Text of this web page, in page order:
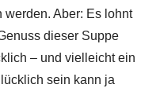
Aber: Es lohnt
dieser Suppe
– und vielleicht ein
sein kann ja